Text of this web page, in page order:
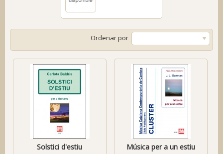
Ordenar por --
Solstici d'estiu Música per a un estiu